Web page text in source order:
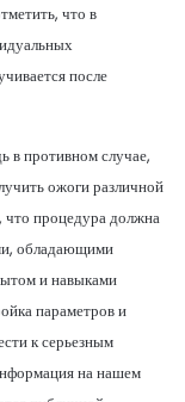
что в
после
в противном случае,
ожоги различной
что процедура должна
обладающими
и навыками
параметров и
к серьезным
на нашем